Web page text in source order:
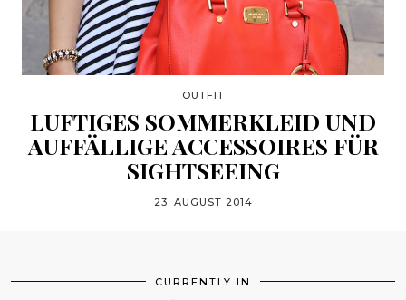
OUTFIT
LUFTIGES SOMMERKLEID UND
AUFFÄLLIGE ACCESSOIRES FÜR
SIGHTSEEING
23. AUGUST 2014
CURRENTLY IN